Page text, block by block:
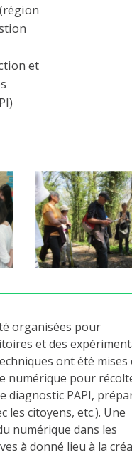
et
organisées pour
et des
ont été mises
numérique pour
diagnostic PAPI,
les citoyens, etc.). Une
numérique dans les
à donné lieu à la